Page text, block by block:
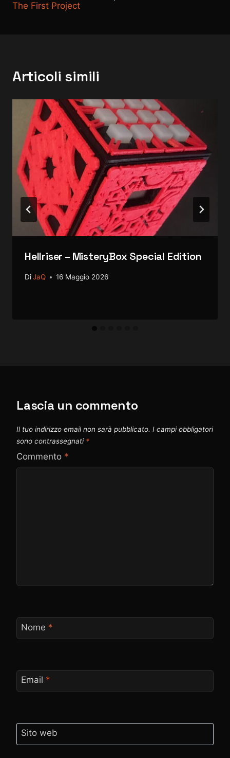
The First Project
Articoli simili
Hellriser – MisteryBox Special Edition
DiJaQ 16 Maggio 2026
Lascia un commento
Il tuo indirizzo email non sarà pubblicato. I campi obbligatori
sono contrassegnati *
Commento *
Nome *
Email *
Sito web